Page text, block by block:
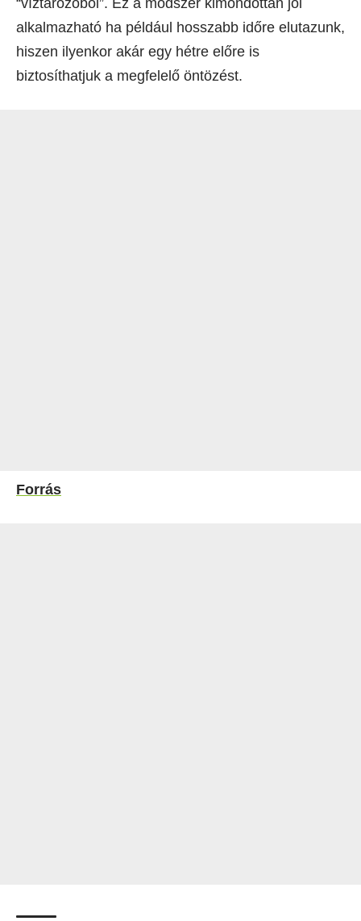
alkalmazható ha például hosszabb időre elutazunk,
hiszen ilyenkor akár egy hétre előre is
biztosíthatjuk a megfelelő öntözést.
Forrás